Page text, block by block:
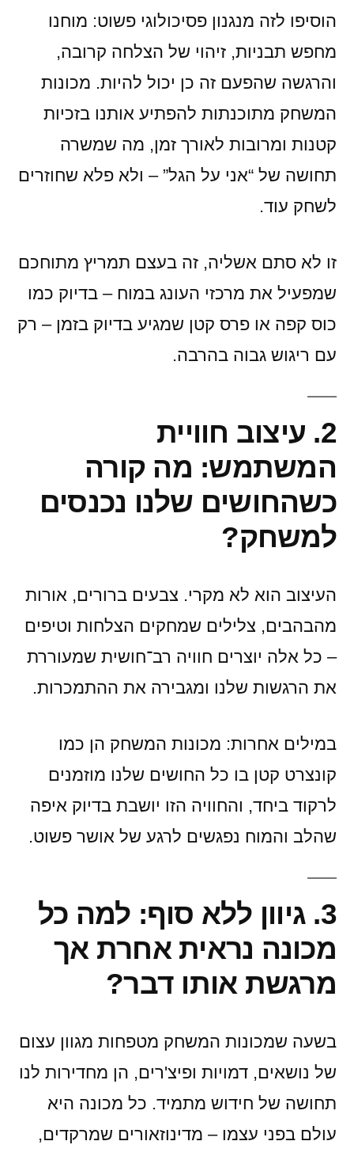
הוסיפו לזה מנגנון פסיכולוגי פשוט: מוחנו
מחפש תבניות, זיהוי של הצלחה קרובה,
והרגשה שהפעם זה כן יכול להיות. מכונות
המשחק מתוכנתות להפתיע אותנו בזכיות
קטנות ומרובות לאורך זמן, מה שמשרה
תחושה של “אני על הגל” – ולא פלא שחוזרים
לשחק עוד.
זו לא סתם אשליה, זה בעצם תמריץ מתוחכם
שמפעיל את מרכזי העונג במוח – בדיוק כמו
כוס קפה או פרס קטן שמגיע בדיוק בזמן – רק
עם ריגוש גבוה בהרבה.
2. עיצוב חוויית
המשתמש: מה קורה
כשהחושים שלנו נכנסים
למשחק?
העיצוב הוא לא מקרי. צבעים ברורים, אורות
מהבהבים, צלילים שמחקים הצלחות וטיפים
– כל אלה יוצרים חוויה רב־חושית שמעוררת
את הרגשות שלנו ומגבירה את ההתמכרות.
במילים אחרות: מכונות המשחק הן כמו
קונצרט קטן בו כל החושים שלנו מוזמנים
לרקוד ביחד, והחוויה הזו יושבת בדיוק איפה
שהלב והמוח נפגשים לרגע של אושר פשוט.
3. גיוון ללא סוף: למה כל
מכונה נראית אחרת אך
מרגשת אותו דבר?
בשעה שמכונות המשחק מטפחות מגוון עצום
של נושאים, דמויות ופיצ'רים, הן מחדירות לנו
תחושה של חידוש מתמיד. כל מכונה היא
עולם בפני עצמו – מדינוזאורים שמרקדים,